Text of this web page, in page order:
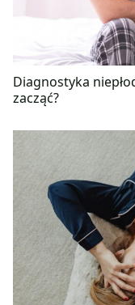
Diagnostyka
zacząć?